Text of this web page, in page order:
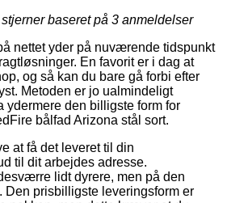
baseret på 3 anmeldelser
nettet yder på nuværende tidspunkt
En favorit er i dag at
og så kan du bare gå forbi efter
Metoden er jo ualmindeligt
ydermere den billigste form for
bålfad Arizona stål sort.
at få det leveret til din
til dit arbejdes adresse.
lidt dyrere, men på den
Den prisbilligste leveringsform er